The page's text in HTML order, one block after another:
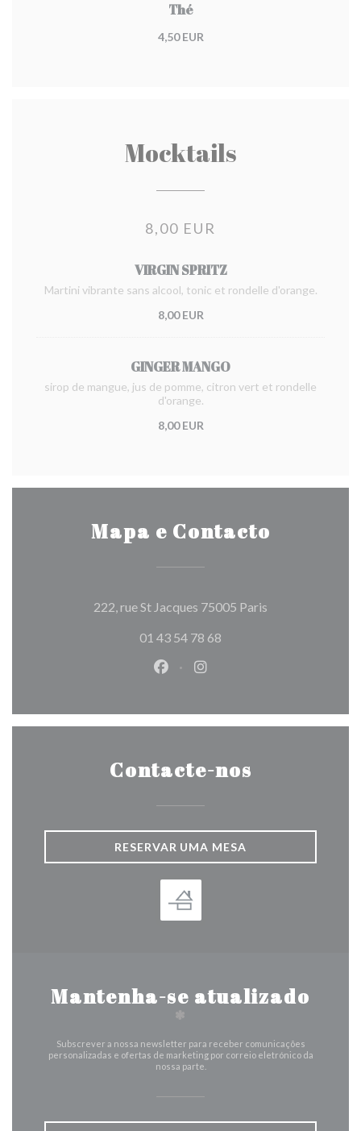
Thé
4,50 EUR
Mocktails
8,00 EUR
VIRGIN SPRITZ
Martini vibrante sans alcool, tonic et rondelle d'orange.
8,00 EUR
GINGER MANGO
sirop de mangue, jus de pomme, citron vert et rondelle
d'orange.
8,00 EUR
Mapa e Contacto
222, rue St Jacques 75005 Paris
01 43 54 78 68
Facebook ((abre numa nova
Instagram ((abre numa
Contacte-nos
RESERVAR UMA MESA
Mantenha-se atualizado
*
Subscrever a nossa newsletter para receber comunicações
personalizadas e ofertas de marketing por correio eletrónico da
nossa parte.